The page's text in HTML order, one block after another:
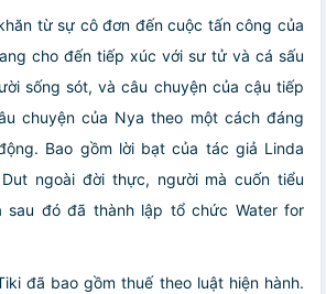
từ sự cô đơn đến cuộc tấn công của
cho đến tiếp xúc với sư tử và cá sấu
sống sót, và câu chuyện của cậu tiếp
chuyện của Nya theo một cách đáng
Bao gồm lời bạt của tác giả Linda
ngoài đời thực, người mà cuốn tiểu
sau đó đã thành lập tổ chức Water for
đã bao gồm thuế theo luật hiện hành.